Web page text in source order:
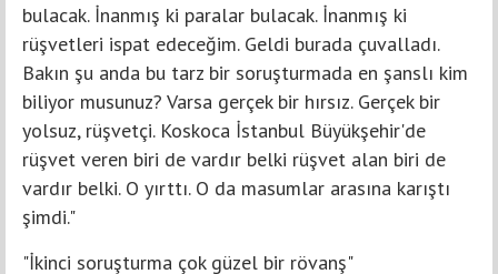
bulacak. İnanmış ki paralar bulacak. İnanmış ki
rüşvetleri ispat edeceğim. Geldi burada çuvalladı.
Bakın şu anda bu tarz bir soruşturmada en şanslı kim
biliyor musunuz? Varsa gerçek bir hırsız. Gerçek bir
yolsuz, rüşvetçi. Koskoca İstanbul Büyükşehir'de
rüşvet veren biri de vardır belki rüşvet alan biri de
vardır belki. O yırttı. O da masumlar arasına karıştı
şimdi."
"İkinci soruşturma çok güzel bir rövanş"